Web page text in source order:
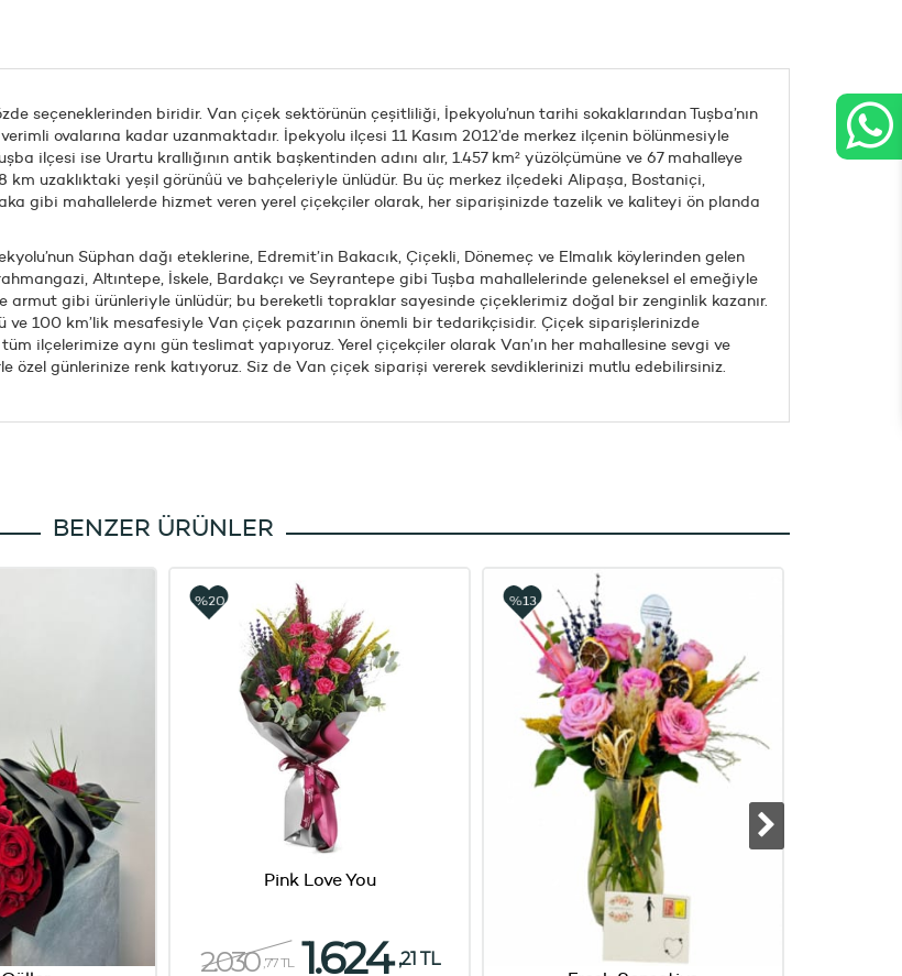
seçeneklerinden biridir. Van çiçek sektörünün çeşitliliği, İpekyolu’nun tarihi sokaklarından Tuşba’nın
ovalarına kadar uzanmaktadır. İpekyolu ilçesi 11 Kasım 2012’de merkez ilçenin bölünmesiyle
ilçesi ise Urartu krallığının antik başkentinden adını alır, 1.457 km² yüzölçümüne ve 67 mahalleye
km uzaklıktaki yeşil görünü̇ü ve bahçeleriyle ünlüdür. Bu üç merkez ilçedeki Alipaşa, Bostaniçi,
gibi mahallelerde hizmet veren yerel çiçekçiler olarak, her siparişinizde tazelik ve kaliteyi ön planda
Süphan dağı eteklerine, Edremit’in Bakacık, Çiçekli, Dönemeç ve Elmalık köylerinden gelen
Altıntepe, İskele, Bardakçı ve Seyrantepe gibi Tuşba mahallelerinde geleneksel el emeğiyle
armut gibi ürünleriyle ünlüdür; bu bereketli topraklar sayesinde çiçeklerimiz doğal bir zenginlik kazanır.
ve 100 km’lik mesafesiyle Van çiçek pazarının önemli bir tedarikçisidir. Çiçek siparişlerinizde
ilçelerimize aynı gün teslimat yapıyoruz. Yerel çiçekçiler olarak Van’ın her mahallesine sevgi ve
özel günlerinize renk katıyoruz. Siz de Van çiçek siparişi vererek sevdiklerinizi mutlu edebilirsiniz.
BENZER ÜRÜNLER
%20
Pink Love You
2.030 ,77 TL 1.624 ,21 TL
%13